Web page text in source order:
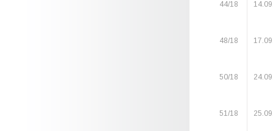
44/18
48/18
50/18
51/18